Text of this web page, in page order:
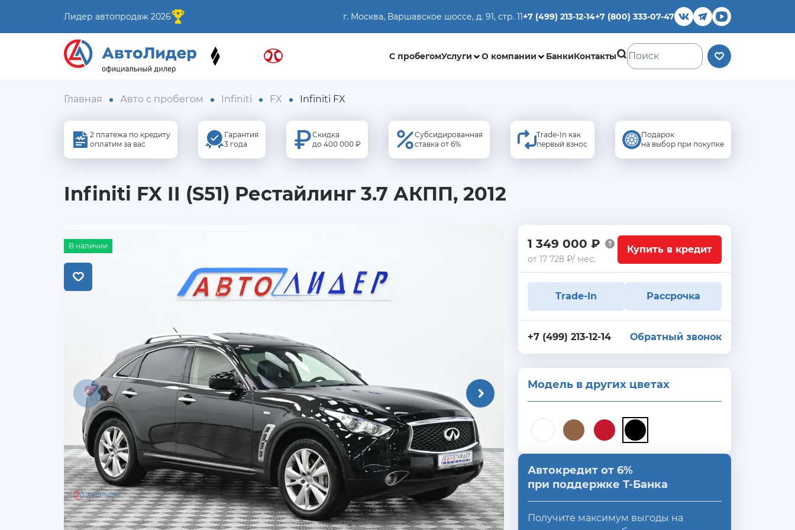
Лидер автопродаж 2026 г. Москва, Варшавское шоссе, д. 91, стр. 11+7 (499) 213-12-14+7 (800) 333-07-47
С пробегомУслуги О компании БанкиКонтакты
Главная Авто с пробегом Infiniti FX Infiniti FX
2 платежа по кредиту
оплатим за вас
Гарантия
3 года
Скидка
до 400 000 ₽
Субсидированная
ставка от 6%
Trade-In как
первый взнос
Подарок
на выбор при покупке
Infiniti FX II (S51) Рестайлинг 3.7 АКПП, 2012
В наличии 1 349 000 ₽
от 17 728 ₽/ мес.
Купить в кредит
Trade-In Рассрочка
+7 (499) 213-12-14 Обратный звонок
Модель в других цветах
Автокредит от 6%
при поддержке Т-Банка
Получите максимум выгоды на